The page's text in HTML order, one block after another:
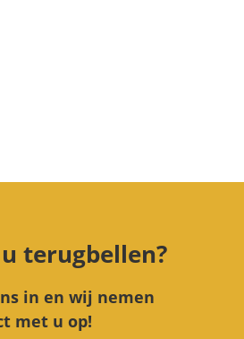
terugbellen?
in en wij nemen
met u op!